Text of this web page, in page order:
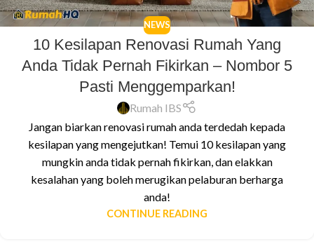
NEWS
10 Kesilapan Renovasi Rumah Yang
Anda Tidak Pernah Fikirkan – Nombor 5
Pasti Menggemparkan!
Rumah IBS
Jangan biarkan renovasi rumah anda terdedah kepada
kesilapan yang mengejutkan! Temui 10 kesilapan yang
mungkin anda tidak pernah fikirkan, dan elakkan
kesalahan yang boleh merugikan pelaburan berharga
anda!
CONTINUE READING